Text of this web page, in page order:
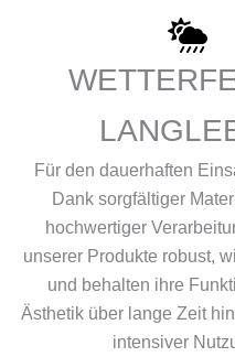
Für den dauerhaften
Dank sorgfältiger
hochwertiger
unserer Produkte robust,
und behalten ihre
Ästhetik über lange Zeit
intensiver